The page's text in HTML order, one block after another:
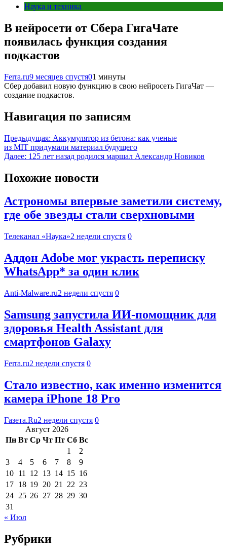
Наука и техника
В нейросети от Сбера ГигаЧате
появилась функция создания
подкастов
Ferra.ru9 месяцев спустя01 минуты
Сбер добавил новую функцию в свою нейросеть ГигаЧат —
создание подкастов.
Навигация по записям
Предыдущая: Аккумулятор из бетона: как ученые
из MIT придумали материал будущего
Далее: 125 лет назад родился маршал Александр Новиков
Похожие новости
Астрономы впервые заметили систему,
где обе звезды стали сверхновыми
Телеканал «Наука»2 недели спустя 0
Аддон Adobe мог украсть переписку
WhatsApp* за один клик
Anti-Malware.ru2 недели спустя 0
Samsung запустила ИИ-помощник для
здоровья Health Assistant для
смартфонов Galaxy
Ferra.ru2 недели спустя 0
Стало известно, как именно изменится
камера iPhone 18 Pro
Газета.Ru2 недели спустя 0
Август 2026
Пн Вт Ср Чт Пт Сб Вс
1
2
3
4 5 6 7 8
9
10 11 12 13 14 15 16
17 18 19 20 21 22 23
24 25 26 27 28 29 30
31
« Июл
Рубрики